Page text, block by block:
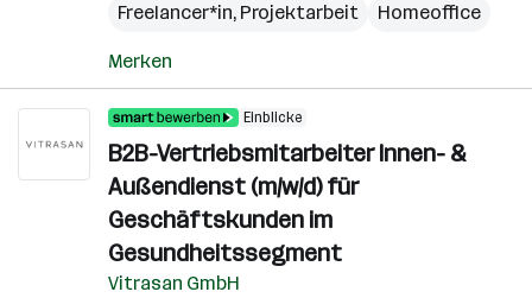
Freelancer*in, Projektarbeit
Homeoffice
Merken
Einblicke
B2B-Vertriebsmitarbeiter Innen- &
Außendienst (m/w/d) für
Geschäftskunden im
Gesundheitssegment
Vitrasan GmbH